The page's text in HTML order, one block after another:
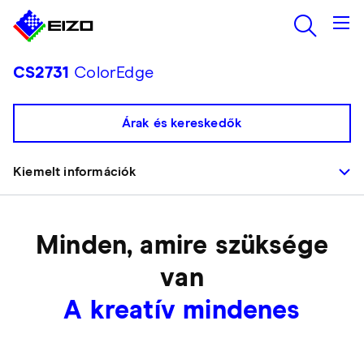
CS2731 ColorEdge
Kiemelt információk
Árak és kereskedők
Minden, amire szüksége
van
A kreatív mindenes